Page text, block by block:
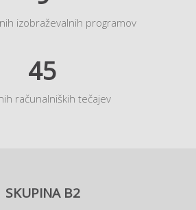
izobraževalnih programov
45
računalniških tečajev
SKUPINA B2